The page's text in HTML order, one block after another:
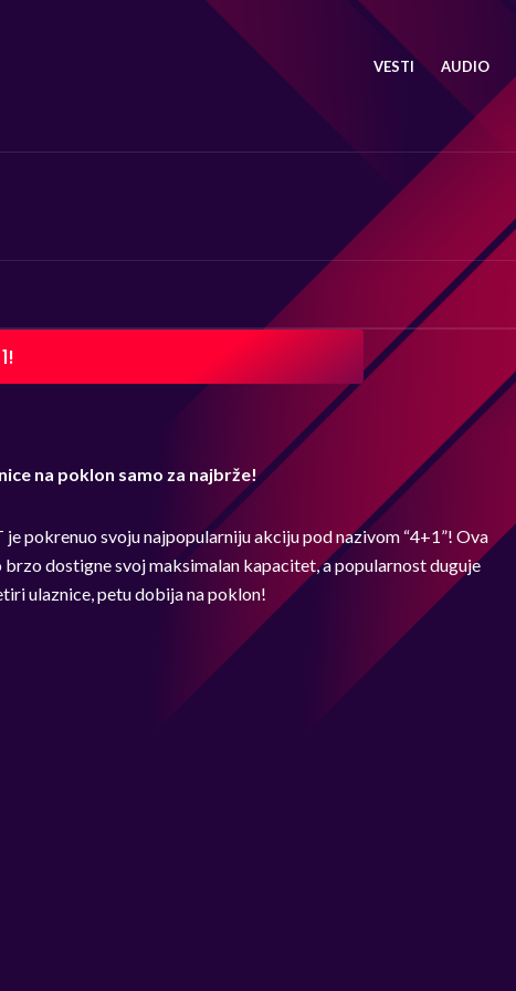
VESTI AUDIO
na poklon samo za najbrže!
pokrenuo svoju najpopularniju akciju pod nazivom “4+1”! Ova
dostigne svoj maksimalan kapacitet, a popularnost duguje
ulaznice, petu dobija na poklon!